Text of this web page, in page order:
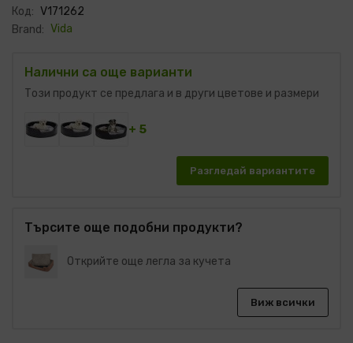
на
галерия
със
Код: V171262
Brand: Vida
Налични са още варианти
Този продукт се предлага и в други цветове и размери
+ 5
Разгледай вариантите
Търсите още подобни продукти?
Открийте още легла за кучета
Виж всички